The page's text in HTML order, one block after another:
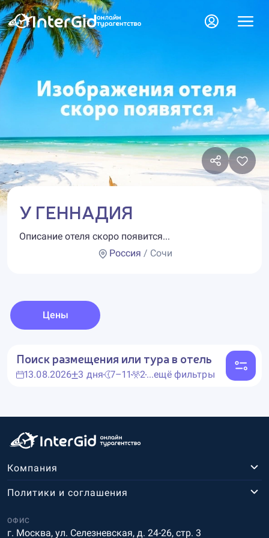
У ГЕННАДИЯ
Описание отеля скоро появится...
Россия / Сочи
Цены
Поиск размещения или тура в отель
13.08.2026 3 дня 7–11 2...ещё фильтры
Компания
ОФИС
г. Москва, ул. Селезневская, д. 24-26, стр. 3
Политики и соглашения